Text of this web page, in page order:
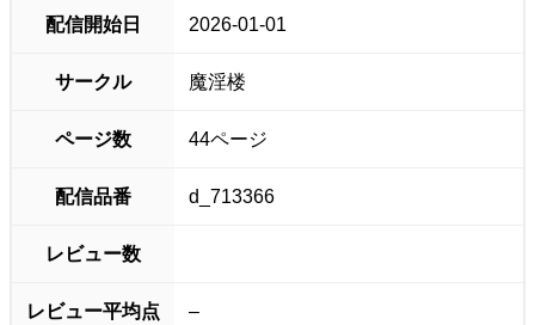
配信開始日 2026-01-01
サークル 魔淫楼
ページ数 44ページ
配信品番 d_713366
レビュー数
レビュー平均点 –